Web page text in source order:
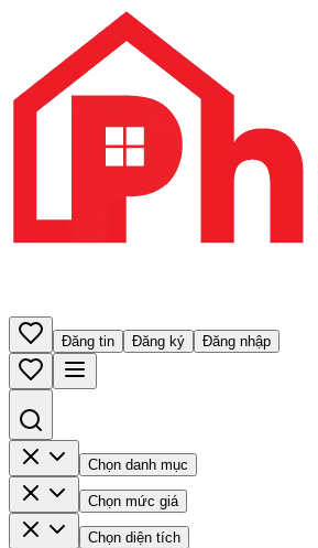
Đăng tin Đăng ký Đăng nhập
Chọn danh mục
Chọn mức giá
Chọn diện tích